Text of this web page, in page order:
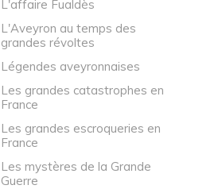
L'affaire Fualdès
L'Aveyron au temps des
grandes révoltes
Légendes aveyronnaises
Les grandes catastrophes en
France
Les grandes escroqueries en
France
Les mystères de la Grande
Guerre